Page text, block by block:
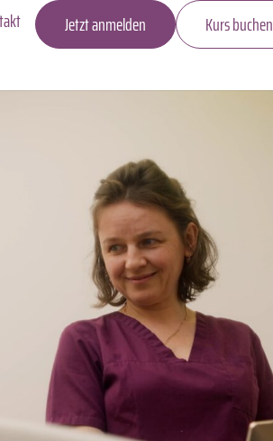
Jetzt anmelden Kurs buchen